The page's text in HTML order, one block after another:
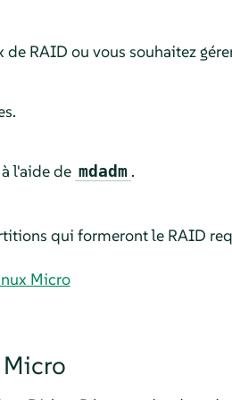
RAID ou vous souhaitez
l'aide de mdadm .
qui formeront le RAID
Micro
Micro